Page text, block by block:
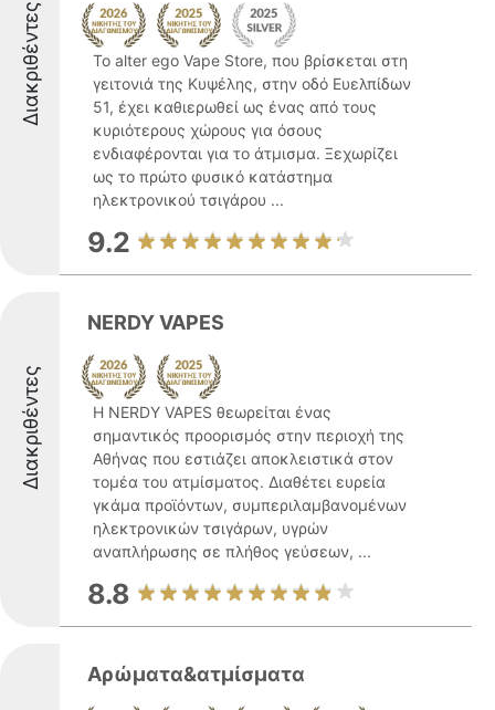
Διακριθέντες
Το alter ego Vape Store, που βρίσκεται στη
γειτονιά της Κυψέλης, στην οδό Ευελπίδων
51, έχει καθιερωθεί ως ένας από τους
κυριότερους χώρους για όσους
ενδιαφέρονται για το άτμισμα. Ξεχωρίζει
ως το πρώτο φυσικό κατάστημα
ηλεκτρονικού τσιγάρου ...
9.2
Διακριθέντες
NERDY VAPES
Η NERDY VAPES θεωρείται ένας
σημαντικός προορισμός στην περιοχή της
Αθήνας που εστιάζει αποκλειστικά στον
τομέα του ατμίσματος. Διαθέτει ευρεία
γκάμα προϊόντων, συμπεριλαμβανομένων
ηλεκτρονικών τσιγάρων, υγρών
αναπλήρωσης σε πλήθος γεύσεων, ...
8.8
Αρώματα&ατμίσματα